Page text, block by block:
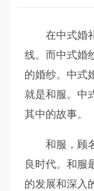
在中式婚
线。而中式婚
的婚纱。中式
就是和服。中
其中的故事。
和服，顾
良时代。和服
的发展和深入